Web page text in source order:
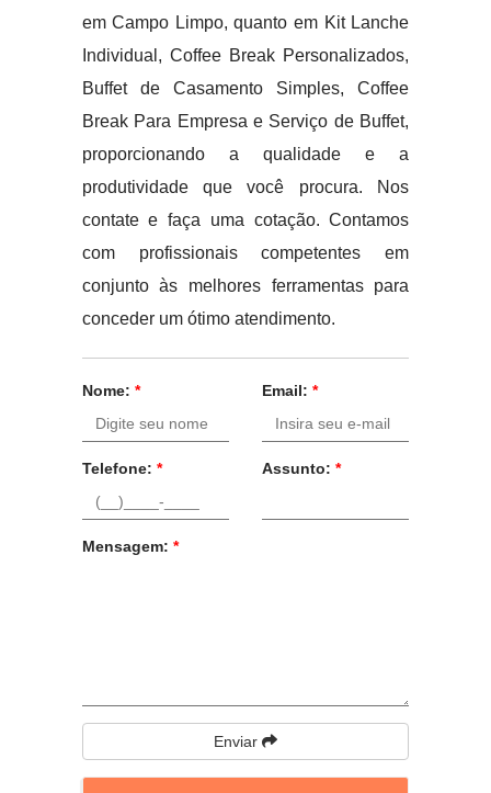
em Campo Limpo, quanto em Kit Lanche
Individual, Coffee Break Personalizados,
Buffet de Casamento Simples, Coffee
Break Para Empresa e Serviço de Buffet,
proporcionando a qualidade e a
produtividade que você procura. Nos
contate e faça uma cotação. Contamos
com profissionais competentes em
conjunto às melhores ferramentas para
conceder um ótimo atendimento.
Nome: * Email: *
Telefone: * Assunto: *
Mensagem: *
Enviar